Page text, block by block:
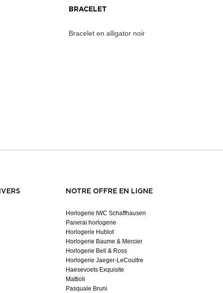
BRACELET
Bracelet en alligator noir
NOTRE OFFRE EN LIGNE
Horlogerie IWC Schaffhausen
Panerai horlogerie
Horlogerie Hublot
Horlogerie Baume & Mercier
Horlogerie Bell & Ross
Horlogerie Jaeger-LeCoultre
Haesevoets Exquisite
Mattioli
Pasquale Bruni